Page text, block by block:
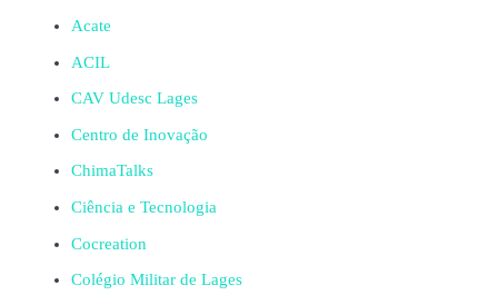
Acate
ACIL
CAV Udesc Lages
Centro de Inovação
ChimaTalks
Ciência e Tecnologia
Cocreation
Colégio Militar de Lages